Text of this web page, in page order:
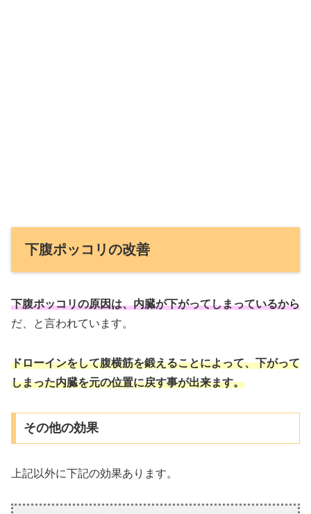
下腹ポッコリの改善
下腹ポッコリの原因は、内臓が下がってしまっているから
だ、と言われています。
ドローインをして腹横筋を鍛えることによって、下がって
しまった内臓を元の位置に戻す事が出来ます。
その他の効果
上記以外に下記の効果あります。